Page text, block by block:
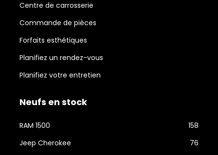
Centre de carrosserie
Commande de pièces
Forfaits esthétiques
Planifiez un rendez-vous
Planifiez votre entretien
Neufs en stock
RAM 1500
158
Jeep Cherokee
76